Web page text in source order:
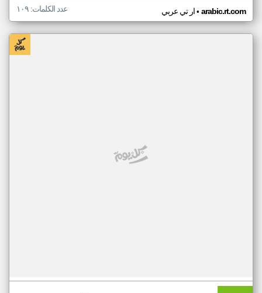
ار تي عربي• arabic.rt.com عدد الكلمات: ١٠٩